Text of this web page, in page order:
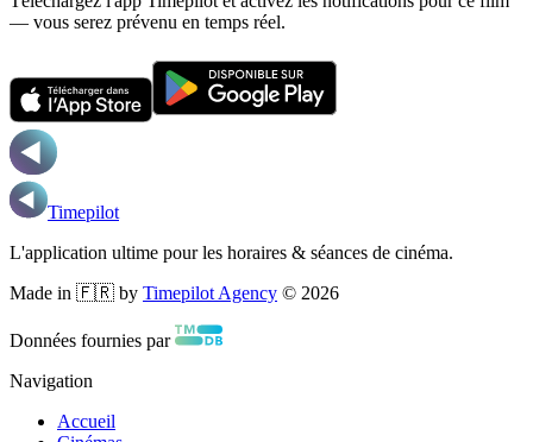
— vous serez prévenu en temps réel.
Timepilot
L'application ultime pour les horaires & séances de cinéma.
Made in 🇫🇷 by Timepilot Agency © 2026
Données fournies par
Navigation
Accueil